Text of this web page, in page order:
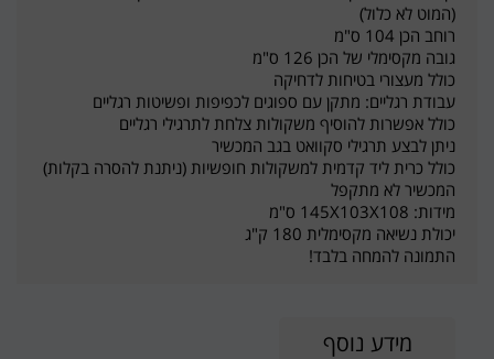
(המוט לא כלול)
רוחב הכן 104 ס"מ
גובה מקסימלי של הכן 126 ס"מ
כולל מעצורי בטיחות לדחיקה
עבודת רגליים: מתקן עם ספוגים לכפיפות ופשיטות רגליים
כולל אפשרות להוסיף משקולות צלחת לתרגילי רגליים
ניתן לבצע תרגילי סקוואט בגב המכשיר
כולל כרית ליד קדמית למשקולות חופשיות (ניתנת להסרה בקלות)
המכשיר לא מתקפל
מידות: 145X103X108 ס"מ
יכולת נשיאה מקסימלית 180 ק"ג
התמונה להמחה בלבד!
מידע נוסף